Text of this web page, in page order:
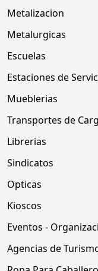
Metalizacion
Metalurgicas
Escuelas
Estaciones de
Mueblerias
Transportes de
Librerias
Sindicatos
Opticas
Kioscos
Eventos -
Agencias de